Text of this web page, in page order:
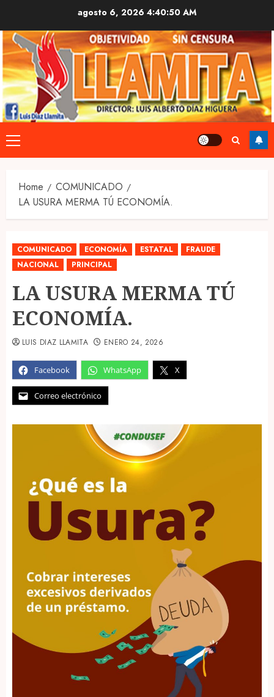
content
agosto 6, 20264:40:51 AM
Primary
Menu
Home
COMUNICADO
LA USURA MERMA TÚ ECONOMÍA.
COMUNICADO ECONOMÍA ESTATAL
FRAUDE
NACIONAL
PRINCIPAL
LA USURA MERMA TÚ
ECONOMÍA.
Facebook WhatsApp X
Correo electrónico
LUIS DIAZ LLAMITA ENERO 24, 2026